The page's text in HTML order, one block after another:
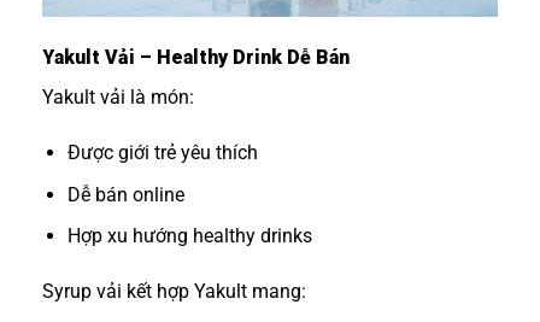
Yakult Vải – Healthy Drink Dễ Bán
Yakult vải là món:
Được giới trẻ yêu thích
Dễ bán online
Hợp xu hướng healthy drinks
Syrup vải kết hợp Yakult mang: